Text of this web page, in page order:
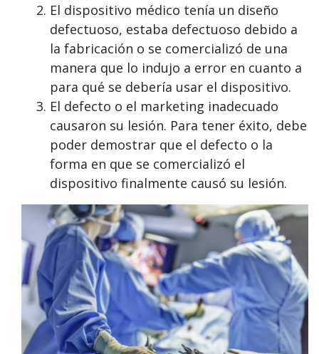
El dispositivo médico tenía un diseño
defectuoso, estaba defectuoso debido a
la fabricación o se comercializó de una
manera que lo indujo a error en cuanto a
para qué se debería usar el dispositivo.
El defecto o el marketing inadecuado
causaron su lesión. Para tener éxito, debe
poder demostrar que el defecto o la
forma en que se comercializó el
dispositivo finalmente causó su lesión.